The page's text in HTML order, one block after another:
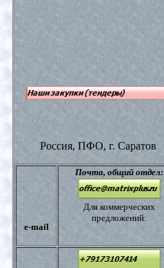
Россия, ПФО, г. Саратов
e-mail
Почта, общий отдел:
Для коммерческих
предложений: